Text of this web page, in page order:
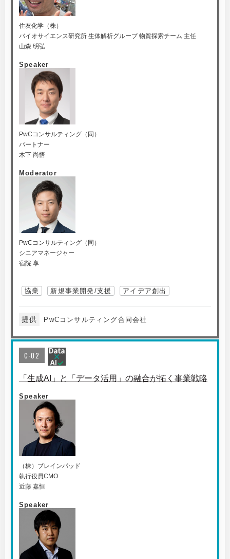
住友化学（株）
バイオサイエンス研究所 生体解析グループ 物質探索チーム 主任
山森 明弘
Speaker
PwCコンサルティング（同）
パートナー
木下 尚悟
Moderator
PwCコンサルティング（同）
シニアマネージャー
宿院 享
協業 新規事業開発/支援 アイデア創出
提供 PwCコンサルティング合同会社
C-02
「生成AI」と「データ活用」の融合が拓く事業戦略
Speaker
（株）ブレインパッド
執行役員CMO
近藤 嘉恒
Speaker